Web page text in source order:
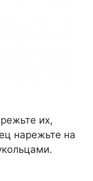
их,
нарежьте на